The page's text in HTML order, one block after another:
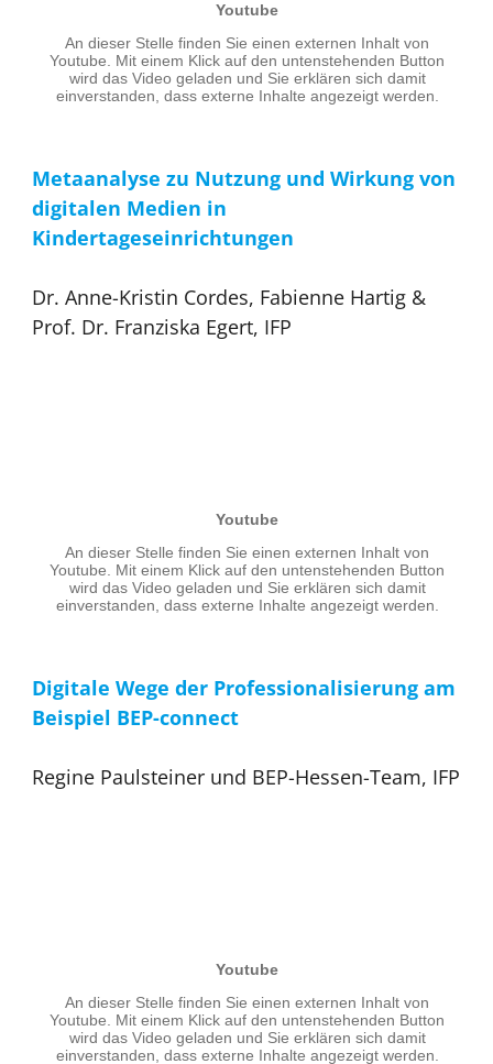
Metaanalyse zu Nutzung und Wirkung von
digitalen Medien in
Kindertageseinrichtungen
Dr. Anne-Kristin Cordes, Fabienne Hartig &
Prof. Dr. Franziska Egert, IFP
Digitale Wege der Professionalisierung am
Beispiel BEP-connect
Regine Paulsteiner und BEP-Hessen-Team, IFP